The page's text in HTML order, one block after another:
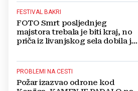
FESTIVAL BAKRI
FOTO Smrt posljednjeg
majstora trebala je biti kraj, no
priča iz livanjskog sela dobila je
PROBLEMI NA CESTI
Požar izazvao odrone kod